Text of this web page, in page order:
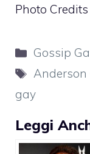
Photo
Categorie
Gossip
Tag
Anderson
gay
Leggi